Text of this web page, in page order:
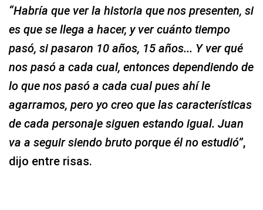
“Habría que ver la historia que nos presenten, si
es que se llega a hacer, y ver cuánto tiempo
pasó, si pasaron 10 años, 15 años... Y ver qué
nos pasó a cada cual, entonces dependiendo de
lo que nos pasó a cada cual pues ahí le
agarramos, pero yo creo que las características
de cada personaje siguen estando igual. Juan
va a seguir siendo bruto porque él no estudió”,
dijo entre risas.